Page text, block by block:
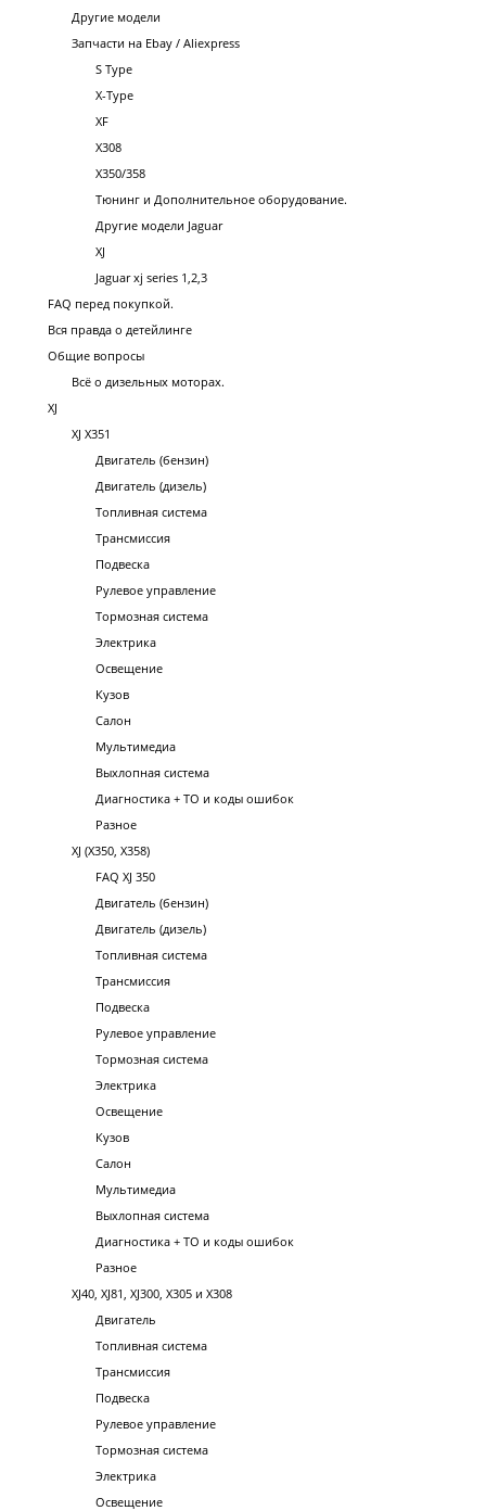
Другие модели
Запчасти на Ebay / Aliexpress
S Type
X-Type
XF
X308
X350/358
Тюнинг и Дополнительное оборудование.
Другие модели Jaguar
XJ
Jaguar xj series 1,2,3
FAQ перед покупкой.
Вся правда о детейлинге
Общие вопросы
Всё о дизельных моторах.
XJ
XJ X351
Двигатель (бензин)
Двигатель (дизель)
Топливная система
Трансмиссия
Подвеска
Рулевое управление
Тормозная система
Электрика
Освещение
Кузов
Салон
Мультимедиа
Выхлопная система
Диагностика + ТО и коды ошибок
Разное
XJ (X350, X358)
FAQ XJ 350
Двигатель (бензин)
Двигатель (дизель)
Топливная система
Трансмиссия
Подвеска
Рулевое управление
Тормозная система
Электрика
Освещение
Кузов
Салон
Мультимедиа
Выхлопная система
Диагностика + ТО и коды ошибок
Разное
XJ40, XJ81, XJ300, X305 и X308
Двигатель
Топливная система
Трансмиссия
Подвеска
Рулевое управление
Тормозная система
Электрика
Освещение